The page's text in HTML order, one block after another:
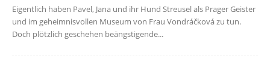
Eigentlich haben Pavel, Jana und ihr Hund Streusel als Prager Geister
und im geheimnisvollen Museum von Frau Vondráčková zu tun.
Doch plötzlich geschehen beängstigende...